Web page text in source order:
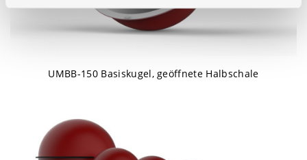
UMBB-150 Basiskugel, geöffnete Halbschale